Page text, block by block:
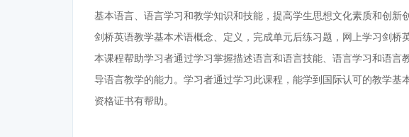
基本语言、语言学习和教学知识和技能，提高学生思想文化素质和创
剑桥英语教学基本术语概念、定义，完成单元后练习题，网上学习剑桥
本课程帮助学习者通过学习掌握描述语言和语言技能、语言学习和语
导语言教学的能力。​学习者通过学习此课程，能学到国际认可的教学
资格证书有帮助。